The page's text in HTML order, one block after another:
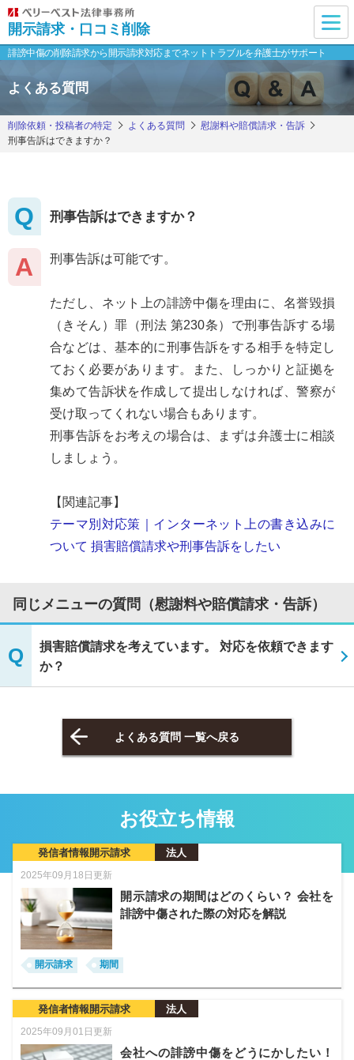
開示請求・口コミ削除
誹謗中傷の削除請求から開示請求対応までネットトラブルを弁護士がサポート
よくある質問
削除依頼・投稿者の特定 よくある質問
慰謝料や賠償請求・告訴
刑事告訴はできますか？
刑事告訴はできますか？
刑事告訴は可能です。
ただし、ネット上の誹謗中傷を理由に、名誉毀損
（きそん）罪（刑法 第230条）で刑事告訴する場
合などは、基本的に刑事告訴をする相手を特定し
ておく必要があります。また、しっかりと証拠を
集めて告訴状を作成して提出しなければ、警察が
受け取ってくれない場合もあります。
刑事告訴をお考えの場合は、まずは弁護士に相談
しましょう。
【関連記事】
テーマ別対応策｜インターネット上の書き込みに
ついて 損害賠償請求や刑事告訴をしたい
同じメニューの質問（慰謝料や賠償請求・告訴）
損害賠償請求を考えています。 対応を依頼できます
か？
よくある質問 一覧へ戻る
お役立ち情報
発信者情報開示請求 法人
2025年09月18日更新
開示請求の期間はどのくらい？ 会社を
誹謗中傷された際の対応を解説
開示請求 期間
発信者情報開示請求 法人
2025年09月01日更新
会社への誹謗中傷をどうにかしたい！